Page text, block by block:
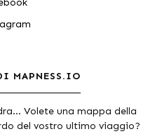
MAPNESS.IO
Volete una mappa della
del vostro ultimo viaggio?